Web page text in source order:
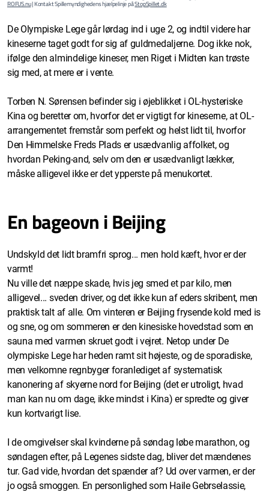
ROFUS.nu| Kontakt Spillemyndighedens hjælpelinje påStopSpillet.dk
De Olympiske Lege går lørdag ind i uge 2, og indtil videre har
kineserne taget godt for sig af guldmedaljerne. Dog ikke nok,
ifølge den almindelige kineser, men Riget i Midten kan trøste
sig med, at mere er i vente.
Torben N. Sørensen befinder sig i øjeblikket i OL-hysteriske
Kina og beretter om, hvorfor det er vigtigt for kineserne, at OL-
arrangementet fremstår som perfekt og helst lidt til, hvorfor
Den Himmelske Freds Plads er usædvanlig affolket, og
hvordan Peking-and, selv om den er usædvanligt lækker,
måske alligevel ikke er det ypperste på menukortet.
En bageovn i Beijing
Undskyld det lidt bramfri sprog... men hold kæft, hvor er der
varmt!
Nu ville det næppe skade, hvis jeg smed et par kilo, men
alligevel... sveden driver, og det ikke kun af eders skribent, men
praktisk talt af alle. Om vinteren er Beijing frysende kold med is
og sne, og om sommeren er den kinesiske hovedstad som en
sauna med varmen skruet godt i vejret. Netop under De
olympiske Lege har heden ramt sit højeste, og de sporadiske,
men velkomne regnbyger foranlediget af systematisk
kanonering af skyerne nord for Beijing (det er utroligt, hvad
man kan nu om dage, ikke mindst i Kina) er spredte og giver
kun kortvarigt lise.
I de omgivelser skal kvinderne på søndag løbe marathon, og
søndagen efter, på Legenes sidste dag, bliver det mændenes
tur. Gad vide, hvordan det spænder af? Ud over varmen, er der
jo også smoggen. En personlighed som Haile Gebrselassie,